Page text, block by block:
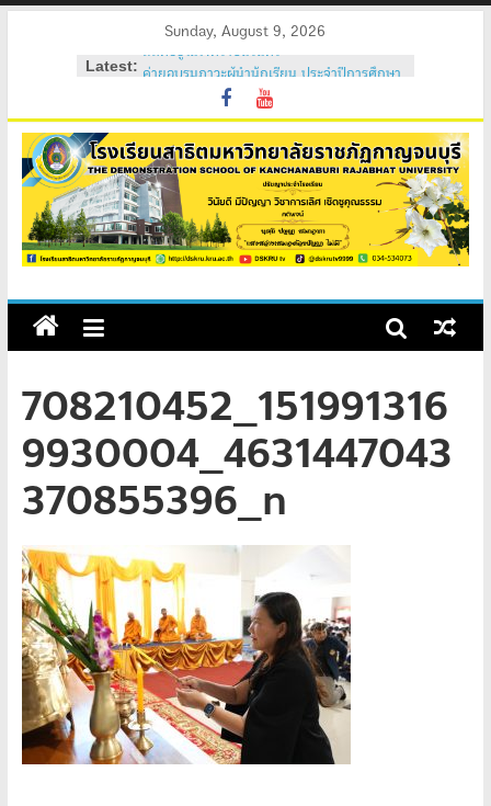
Sunday, August 9, 2026
Latest:
สถิตอยู่ในใจตราบนิรันดร์
ค่ายอบรมภาวะผู้นำนักเรียน ประจำปีการศึกษา
วันสถาปนาโรงเรียนสาธิต 2569
ค่ายคุณธรรม จริยธรรม นักเรียนใหม่ 2569
ค่ายปรับพื้นฐานนักเรียนใหม่ 2569 (ม.1 และ
ม.4)
708210452_151991316
9930004_4631447043
370855396_n